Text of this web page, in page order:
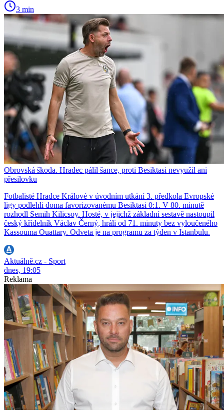
3 min
Obrovská škoda. Hradec pálil šance, proti Besiktasi nevyužil ani
přesilovku
Fotbalisté Hradce Králové v úvodním utkání 3. předkola Evropské
ligy podlehli doma favorizovanému Besiktasi 0:1. V 80. minutě
rozhodl Semih Kilicsoy. Hosté, v jejichž základní sestavě nastoupil
český křídelník Václav Černý, hráli od 71. minuty bez vyloučeného
Kassouma Ouattary. Odveta je na programu za týden v Istanbulu.
Aktuálně.cz - Sport
dnes, 19:05
Reklama